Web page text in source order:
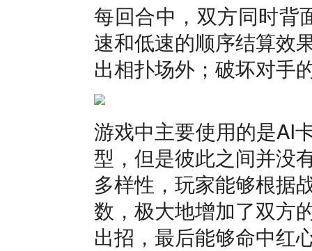
每回合中，双方同时背
速和低速的顺序结算效
出相扑场外；破坏对手
游戏中主要使用的是AI
型，但是彼此之间并没
多样性，玩家能够根据
数，极大地增加了双方
出招，最后能够命中红